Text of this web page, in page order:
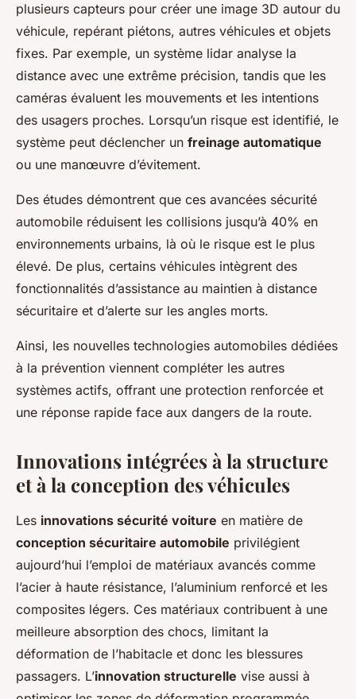
plusieurs capteurs pour créer une image 3D autour du
véhicule, repérant piétons, autres véhicules et objets
fixes. Par exemple, un système lidar analyse la
distance avec une extrême précision, tandis que les
caméras évaluent les mouvements et les intentions
des usagers proches. Lorsqu’un risque est identifié, le
système peut déclencher un freinage automatique
ou une manœuvre d’évitement.
Des études démontrent que ces avancées sécurité
automobile réduisent les collisions jusqu’à 40% en
environnements urbains, là où le risque est le plus
élevé. De plus, certains véhicules intègrent des
fonctionnalités d’assistance au maintien à distance
sécuritaire et d’alerte sur les angles morts.
Ainsi, les nouvelles technologies automobiles dédiées
à la prévention viennent compléter les autres
systèmes actifs, offrant une protection renforcée et
une réponse rapide face aux dangers de la route.
Innovations intégrées à la structure
et à la conception des véhicules
Les innovations sécurité voiture en matière de
conception sécuritaire automobile privilégient
aujourd’hui l’emploi de matériaux avancés comme
l’acier à haute résistance, l’aluminium renforcé et les
composites légers. Ces matériaux contribuent à une
meilleure absorption des chocs, limitant la
déformation de l’habitacle et donc les blessures
passagers. L’innovation structurelle vise aussi à